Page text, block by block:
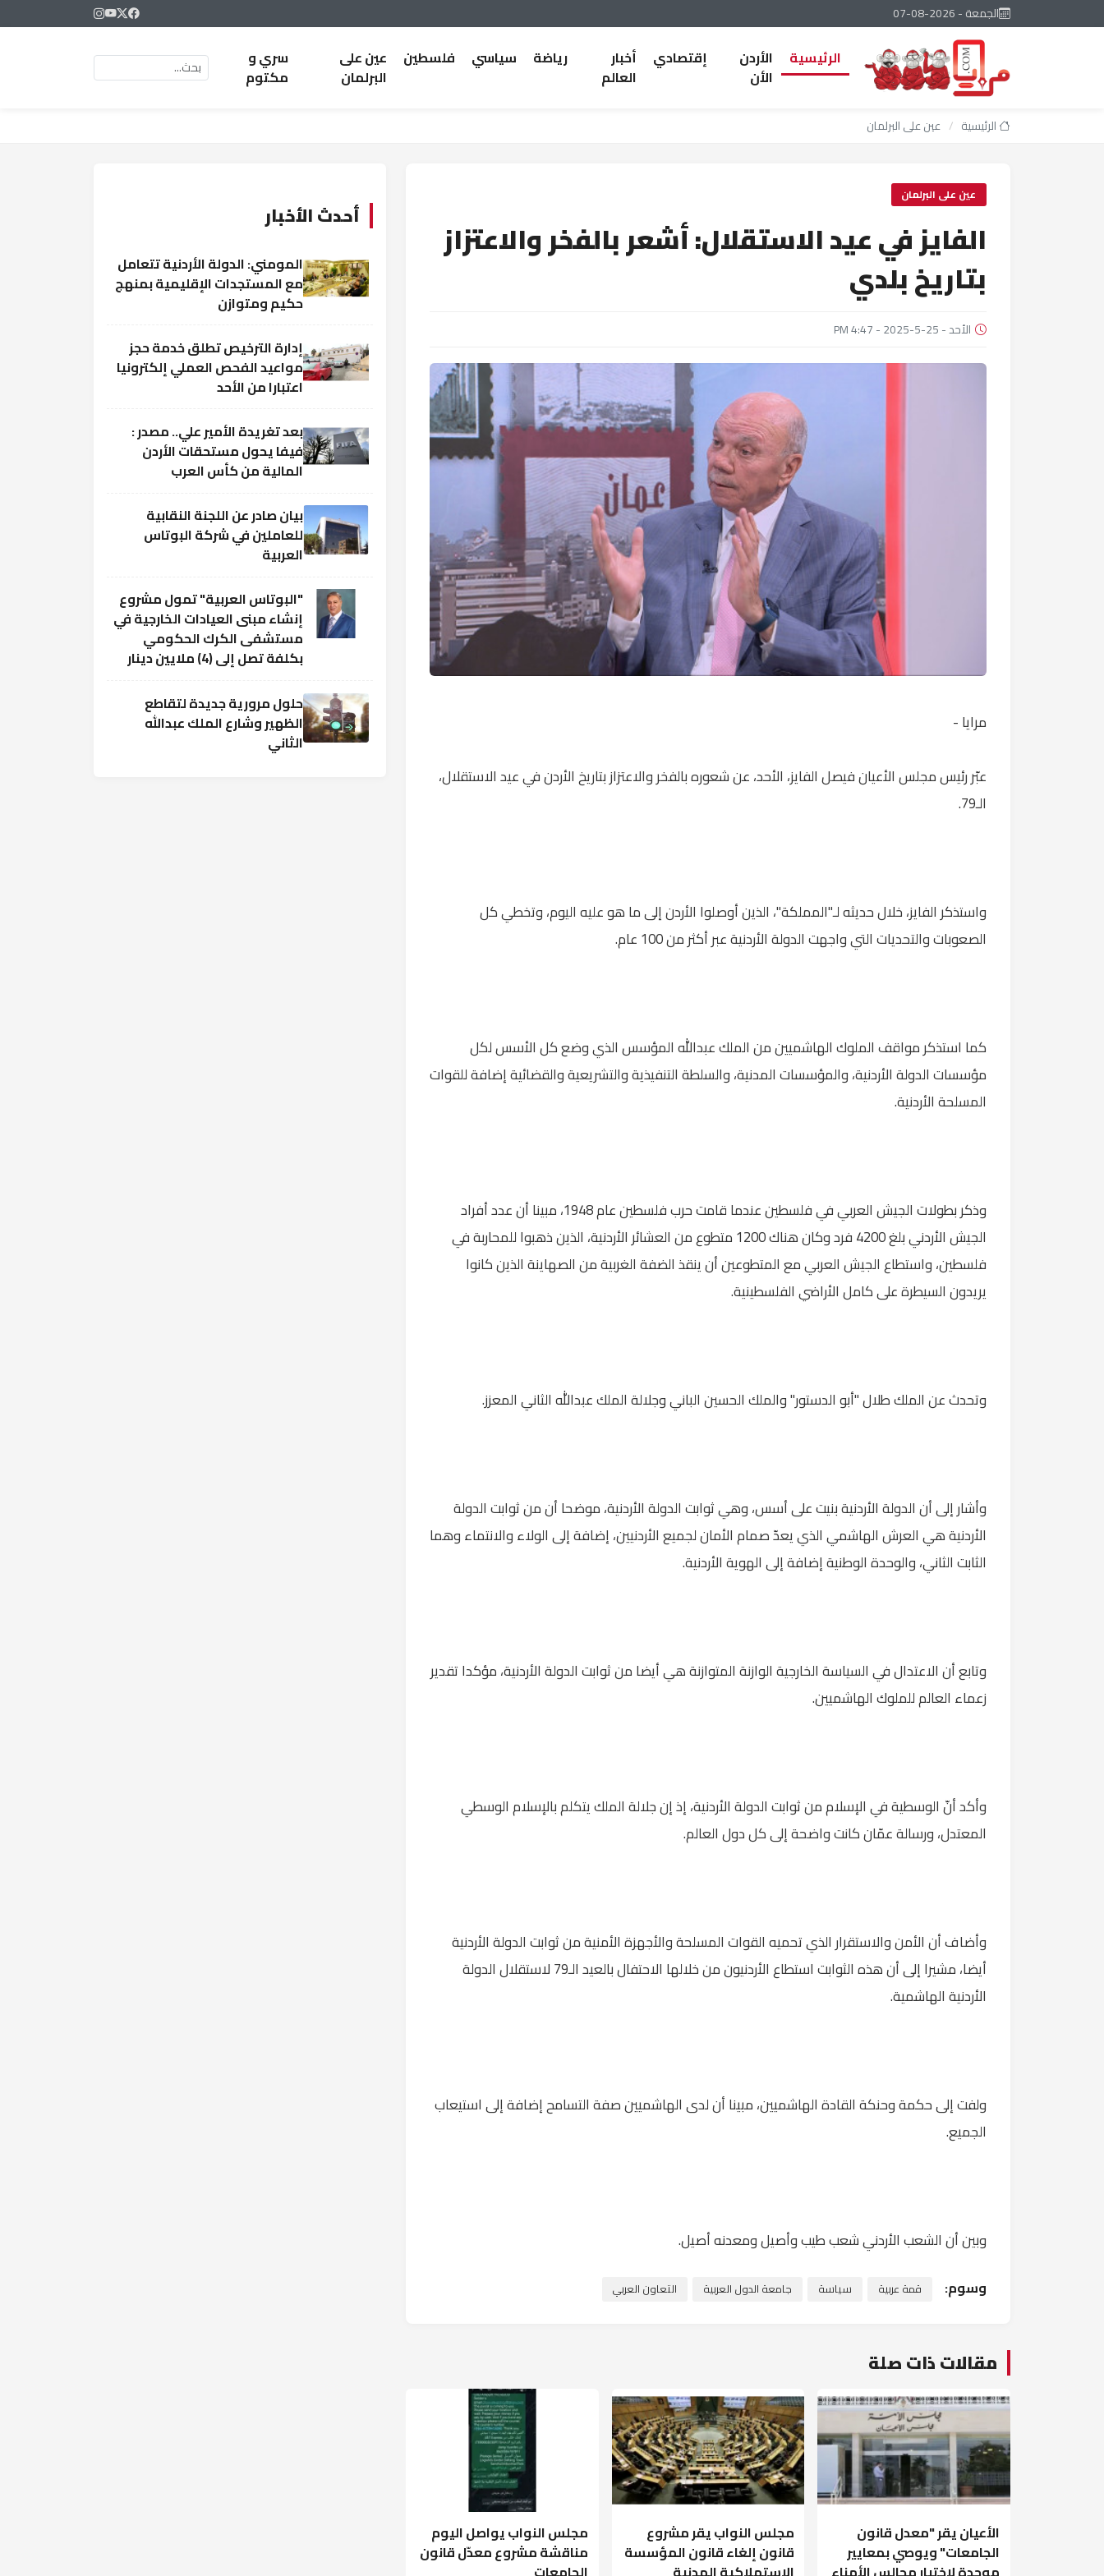
الجمعة - 2026-08-07
الرئيسية
الأردن
الأن
إقتصادي
أخبار
العالم
رياضة سياسي فلسطين
عين على
البرلمان
سري و
مكتوم
الرئيسية / عين على البرلمان
عين على البرلمان
الفايز في عيد الاستقلال: أشعر بالفخر والاعتزاز
بتاريخ بلدي
الأحد - 25-5-2025 - 4:47 PM
مرايا -
عبّر رئيس مجلس الأعيان فيصل الفايز، الأحد، عن شعوره بالفخر والاعتزاز بتاريخ الأردن في عيد الاستقلال،
الـ79.
واستذكر الفايز، خلال حديثه لـ"المملكة"، الذين أوصلوا الأردن إلى ما هو عليه اليوم، وتخطي كل
الصعوبات والتحديات التي واجهت الدولة الأردنية عبر أكثر من 100 عام.
كما استذكر مواقف الملوك الهاشميين من الملك عبدالله المؤسس الذي وضع كل الأسس لكل
مؤسسات الدولة الأردنية، والمؤسسات المدنية، والسلطة التنفيذية والتشريعية والقضائية إضافة للقوات
المسلحة الأردنية.
وذكر بطولات الجيش العربي في فلسطين عندما قامت حرب فلسطين عام 1948، مبينا أن عدد أفراد
الجيش الأردني بلغ 4200 فرد وكان هناك 1200 متطوع من العشائر الأردنية، الذين ذهبوا للمحاربة في
فلسطين، واستطاع الجيش العربي مع المتطوعين أن ينقذ الضفة الغربية من الصهاينة الذين كانوا
يريدون السيطرة على كامل الأراضي الفلسطينية.
وتحدث عن الملك طلال "أبو الدستور" والملك الحسين الباني وجلالة الملك عبدالله الثاني المعزز.
وأشار إلى أن الدولة الأردنية بنيت على أسس، وهي ثوابت الدولة الأردنية، موضحا أن من ثوابت الدولة
الأردنية هي العرش الهاشمي الذي يعدّ صمام الأمان لجميع الأردنيين، إضافة إلى الولاء والانتماء وهما
الثابت الثاني، والوحدة الوطنية إضافة إلى الهوية الأردنية.
وتابع أن الاعتدال في السياسة الخارجية الوازنة المتوازنة هي أيضا من ثوابت الدولة الأردنية، مؤكدا تقدير
زعماء العالم للملوك الهاشميين.
وأكد أنّ الوسطية في الإسلام من ثوابت الدولة الأردنية، إذ إن جلالة الملك يتكلم بالإسلام الوسطي
المعتدل، ورسالة عمّان كانت واضحة إلى كل دول العالم.
وأضاف أن الأمن والاستقرار الذي تحميه القوات المسلحة والأجهزة الأمنية من ثوابت الدولة الأردنية
أيضا، مشيرا إلى أن هذه الثوابت استطاع الأردنيون من خلالها الاحتفال بالعيد الـ79 لاستقلال الدولة
الأردنية الهاشمية.
ولفت إلى حكمة وحنكة القادة الهاشميين، مبينا أن لدى الهاشميين صفة التسامح إضافة إلى استيعاب
الجميع.
وبين أن الشعب الأردني شعب طيب وأصيل ومعدنه أصيل.
وسوم: قمة عربية سياسة جامعة الدول العربية التعاون العربي
مقالات ذات صلة
الأعيان يقر "معدل قانون
الجامعات" ويوصي بمعايير
مجلس النواب يقر مشروع
قانون إلغاء قانون المؤسسة
مجلس النواب يواصل اليوم
مناقشة مشروع معدّل قانون
أحدث الأخبار
المومني: الدولة الأردنية تتعامل
مع المستجدات الإقليمية بمنهج
حكيم ومتوازن
إدارة الترخيص تطلق خدمة حجز
مواعيد الفحص العملي إلكترونيا
اعتبارا من الأحد
بعد تغريدة الأمير علي.. مصدر :
فيفا يحول مستحقات الأردن
المالية من كأس العرب
بيان صادر عن اللجنة النقابية
للعاملين في شركة البوتاس
العربية
"البوتاس العربية" تمول مشروع
إنشاء مبنى العيادات الخارجية في
مستشفى الكرك الحكومي
بكلفة تصل إلى (4) ملايين دينار
حلول مرورية جديدة لتقاطع
الظهير وشارع الملك عبدالله
الثاني